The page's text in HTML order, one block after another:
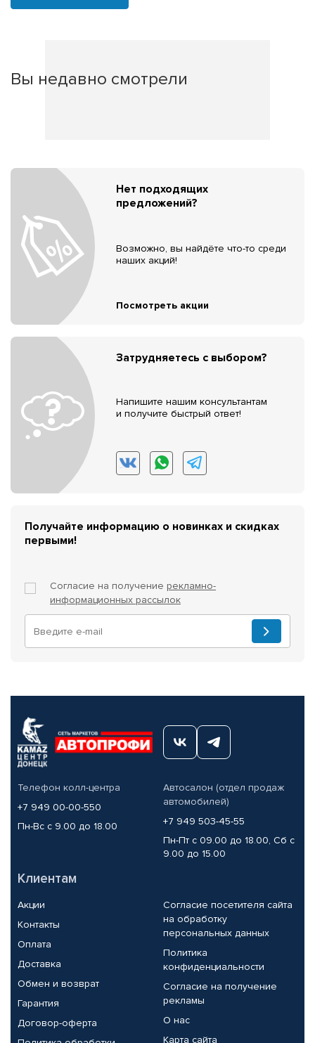
Вы недавно смотрели
Нет подходящих
предложений?
Возможно, вы найдёте что-то среди
наших акций!
Посмотреть акции
Затрудняетесь с выбором?
Напишите нашим консультантам
и получите быстрый ответ!
Получайте информацию о новинках и скидках
первыми!
Согласие на получение рекламно-
информационных рассылок
Телефон колл-центра
+7 949 00-00-550
Пн-Вс с 9.00 до 18.00
Автосалон (отдел продаж
автомобилей)
+7 949 503-45-55
Пн-Пт с 09.00 до 18.00, Сб с
9.00 до 15.00
Клиентам
Акции
Контакты
Оплата
Доставка
Обмен и возврат
Гарантия
Договор-оферта
Согласие посетителя сайта
на обработку
персональных данных
Политика
конфиденциальности
Согласие на получение
рекламы
О нас
Карта сайта